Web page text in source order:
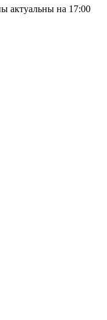
актуальны на 17:00